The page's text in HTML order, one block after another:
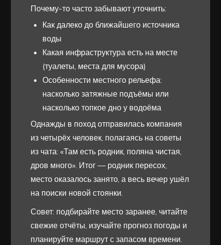
Почему-то часто забывают уточнить:
Как далеко до ближайшего источника
воды
Какая инфраструктура есть на месте
(туалеты, места для мусора)
Особенности местного рельефа:
насколько затяжные подъёмы или
насколько топкое дно у водоёма
Однажды в поход отправилась компания
из четырёх человек, полагаясь на советы
из чата: «Там есть родник, поляна чистая,
дров много». Итог — родник пересох,
место оказалось занято, а весь вечер ушёл
на поиски новой стоянки.
Совет: подбирайте место заранее, читайте
свежие отчёты, изучайте прогноз погоды и
планируйте маршрут с запасом времени.